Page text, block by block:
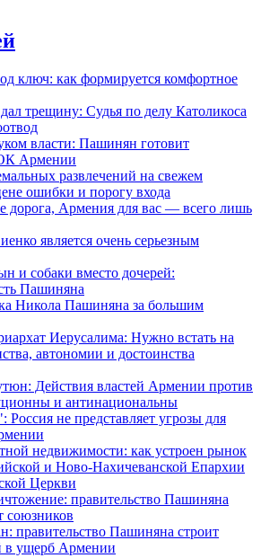
ключ: как формируется комфортное
трещину: Судья по делу Католикоса
власти: Пашинян готовит
Армении
развлечений на свежем
ошибки и порогу входа
дорога, Армения для вас — всего лишь
является очень серьезным
и собаки вместо дочерей:
Пашиняна
Никола Пашиняна за большим
Иерусалима: Нужно встать на
автономии и достоинства
Действия властей Армении против
и антинациональны
не представляет угрозы для
недвижимости: как устроен рынок
и Ново-Нахичеванской Епархии
Церкви
правительство Пашиняна
союзников
правительство Пашиняна строит
в ущерб Армении